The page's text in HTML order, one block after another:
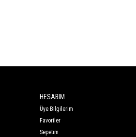
HESABIM
Üye Bilgilerim
Favoriler
Sepetim